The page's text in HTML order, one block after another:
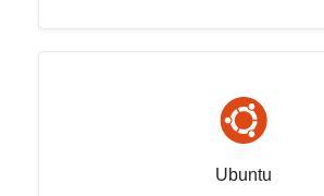
Ubuntu